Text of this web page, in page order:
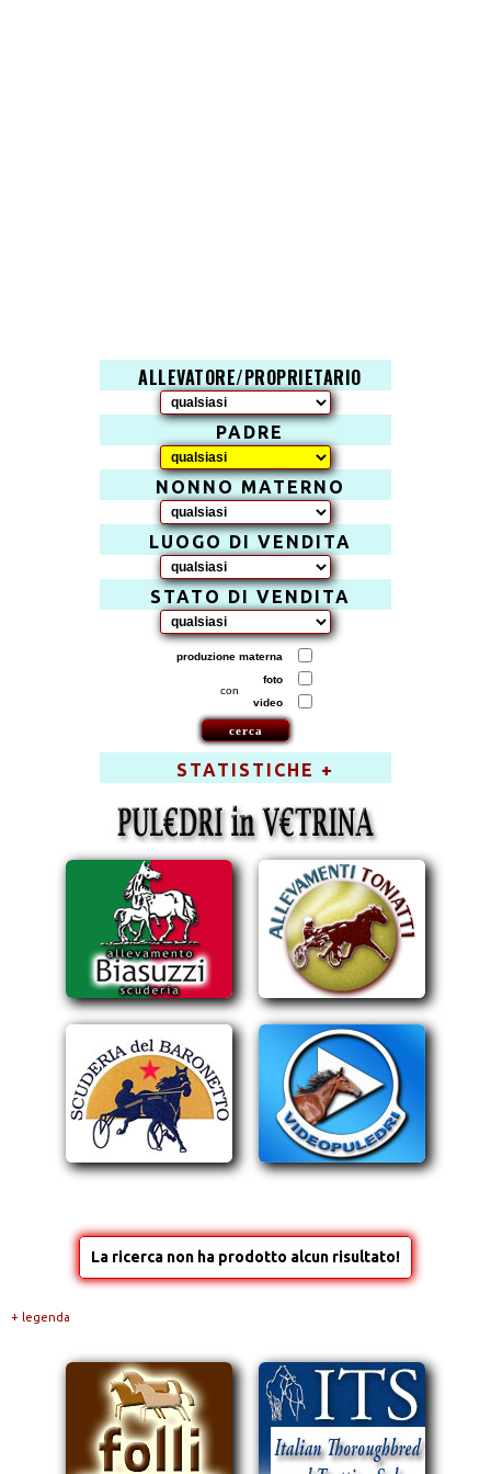
ALLEVATORE/PROPRIETARIO
PADRE
NONNO MATERNO
LUOGO DI VENDITA
STATO DI VENDITA
produzione materna
con
foto
video
STATISTICHE +
La ricerca non ha prodotto alcun risultato!
+ legenda